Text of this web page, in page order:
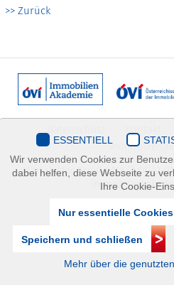
>> Zurück
Mariahilfer Straße 116/2.OG/2
ESSENTIELL
Wir verwenden Cookies zur
dabei helfen, diese Webseite zu
Ihre Cookie-
Nur essentielle
Speichern und schließen
Mehr über die